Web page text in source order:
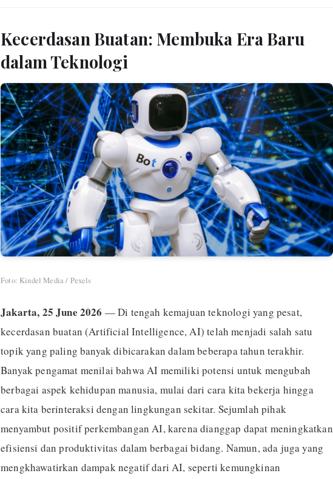
Kecerdasan Buatan: Membuka Era Baru
dalam Teknologi
Foto: Kindel Media / Pexels
Jakarta, 25 June 2026 — Di tengah kemajuan teknologi yang pesat,
kecerdasan buatan (Artificial Intelligence, AI) telah menjadi salah satu
topik yang paling banyak dibicarakan dalam beberapa tahun terakhir.
Banyak pengamat menilai bahwa AI memiliki potensi untuk mengubah
berbagai aspek kehidupan manusia, mulai dari cara kita bekerja hingga
cara kita berinteraksi dengan lingkungan sekitar. Sejumlah pihak
menyambut positif perkembangan AI, karena dianggap dapat meningkatkan
efisiensi dan produktivitas dalam berbagai bidang. Namun, ada juga yang
mengkhawatirkan dampak negatif dari AI, seperti kemungkinan